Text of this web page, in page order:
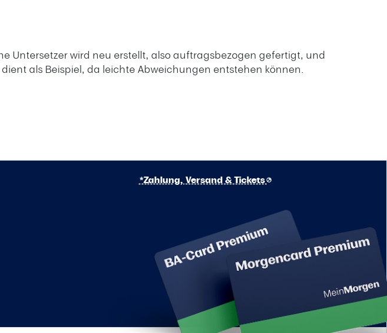
Untersetzer wird neu erstellt, also auftragsbezogen gefertigt, und
als Beispiel, da leichte Abweichungen entstehen können.
*Zahlung, Versand & Tickets